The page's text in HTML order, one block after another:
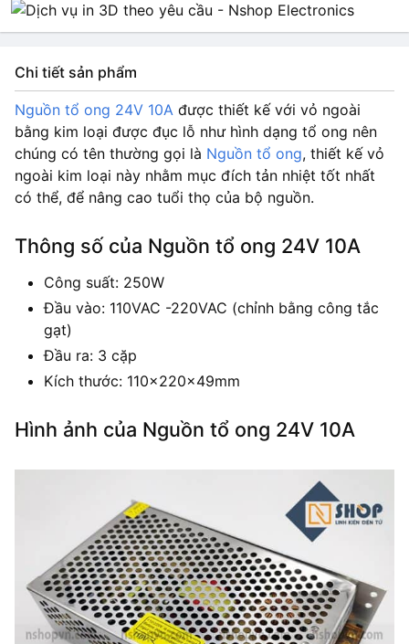
Chi tiết sản phẩm
Nguồn tổ ong 24V 10A được thiết kế với vỏ ngoài
bằng kim loại được đục lỗ như hình dạng tổ ong nên
chúng có tên thường gọi là Nguồn tổ ong, thiết kế vỏ
ngoài kim loại này nhằm mục đích tản nhiệt tốt nhất
có thể, để nâng cao tuổi thọ của bộ nguồn.
Thông số của Nguồn tổ ong 24V 10A
Công suất: 250W
Đầu vào: 110VAC -220VAC (chỉnh bằng công tắc
gạt)
Đầu ra: 3 cặp
Kích thước: 110x220x49mm
Hình ảnh của Nguồn tổ ong 24V 10A